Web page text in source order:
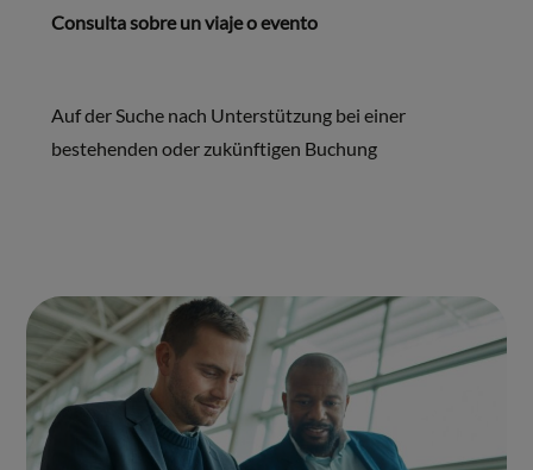
Consulta sobre un viaje o evento
Auf der Suche nach Unterstützung bei einer
bestehenden oder zukünftigen Buchung